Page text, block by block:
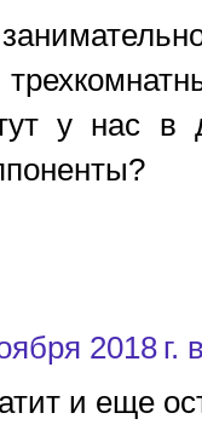
у нас в
2018 г.
и еще